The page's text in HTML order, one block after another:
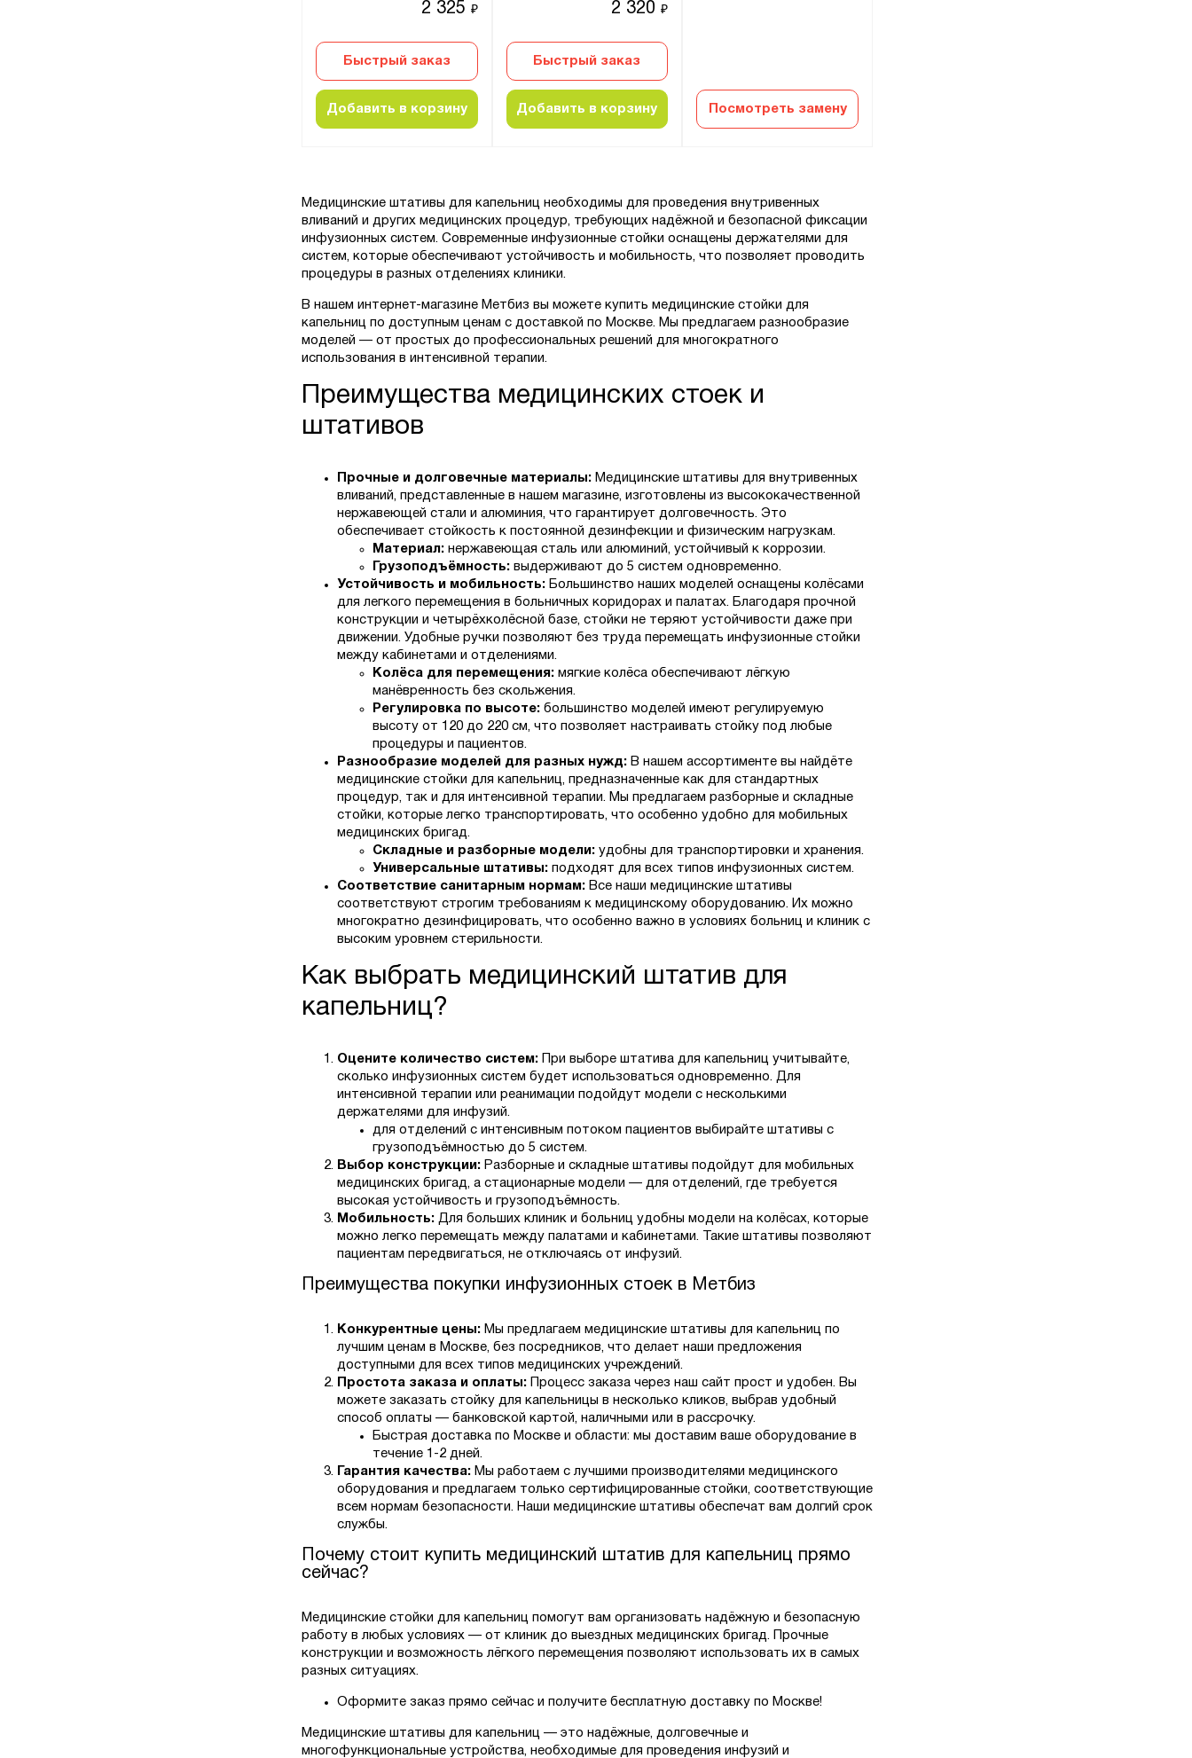
2 325 ₽
Быстрый заказ
Добавить в корзину
2 320₽
Быстрый заказ
Добавить в корзину Посмотреть замену
Медицинские штативы для капельниц необходимы для проведения внутривенных
вливаний и других медицинских процедур, требующих надёжной и безопасной фиксации
инфузионных систем. Современные инфузионные стойки оснащены держателями для
систем, которые обеспечивают устойчивость и мобильность, что позволяет проводить
процедуры в разных отделениях клиники.
В нашем интернет-магазине Метбиз вы можете купить медицинские стойки для
капельниц по доступным ценам с доставкой по Москве. Мы предлагаем разнообразие
моделей — от простых до профессиональных решений для многократного
использования в интенсивной терапии.
Преимущества медицинских стоек и
штативов
Прочные и долговечные материалы: Медицинские штативы для внутривенных
вливаний, представленные в нашем магазине, изготовлены из высококачественной
нержавеющей стали и алюминия, что гарантирует долговечность. Это
обеспечивает стойкость к постоянной дезинфекции и физическим нагрузкам.
Материал: нержавеющая сталь или алюминий, устойчивый к коррозии.
Грузоподъёмность: выдерживают до 5 систем одновременно.
Устойчивость и мобильность: Большинство наших моделей оснащены колёсами
для легкого перемещения в больничных коридорах и палатах. Благодаря прочной
конструкции и четырёхколёсной базе, стойки не теряют устойчивости даже при
движении. Удобные ручки позволяют без труда перемещать инфузионные стойки
между кабинетами и отделениями.
Колёса для перемещения: мягкие колёса обеспечивают лёгкую
манёвренность без скольжения.
Регулировка по высоте: большинство моделей имеют регулируемую
высоту от 120 до 220 см, что позволяет настраивать стойку под любые
процедуры и пациентов.
Разнообразие моделей для разных нужд: В нашем ассортименте вы найдёте
медицинские стойки для капельниц, предназначенные как для стандартных
процедур, так и для интенсивной терапии. Мы предлагаем разборные и складные
стойки, которые легко транспортировать, что особенно удобно для мобильных
медицинских бригад.
Складные и разборные модели: удобны для транспортировки и хранения.
Универсальные штативы: подходят для всех типов инфузионных систем.
Соответствие санитарным нормам: Все наши медицинские штативы
соответствуют строгим требованиям к медицинскому оборудованию. Их можно
многократно дезинфицировать, что особенно важно в условиях больниц и клиник с
высоким уровнем стерильности.
Как выбрать медицинский штатив для
капельниц?
Оцените количество систем: При выборе штатива для капельниц учитывайте,
сколько инфузионных систем будет использоваться одновременно. Для
интенсивной терапии или реанимации подойдут модели с несколькими
держателями для инфузий.
для отделений с интенсивным потоком пациентов выбирайте штативы с
грузоподъёмностью до 5 систем.
Выбор конструкции: Разборные и складные штативы подойдут для мобильных
медицинских бригад, а стационарные модели — для отделений, где требуется
высокая устойчивость и грузоподъёмность.
Мобильность: Для больших клиник и больниц удобны модели на колёсах, которые
можно легко перемещать между палатами и кабинетами. Такие штативы позволяют
пациентам передвигаться, не отключаясь от инфузий.
Преимущества покупки инфузионных стоек в Метбиз
Конкурентные цены: Мы предлагаем медицинские штативы для капельниц по
лучшим ценам в Москве, без посредников, что делает наши предложения
доступными для всех типов медицинских учреждений.
Простота заказа и оплаты: Процесс заказа через наш сайт прост и удобен. Вы
можете заказать стойку для капельницы в несколько кликов, выбрав удобный
способ оплаты — банковской картой, наличными или в рассрочку.
Быстрая доставка по Москве и области: мы доставим ваше оборудование в
течение 1-2 дней.
Гарантия качества: Мы работаем с лучшими производителями медицинского
оборудования и предлагаем только сертифицированные стойки, соответствующие
всем нормам безопасности. Наши медицинские штативы обеспечат вам долгий срок
службы.
Почему стоит купить медицинский штатив для капельниц прямо
сейчас?
Медицинские стойки для капельниц помогут вам организовать надёжную и безопасную
работу в любых условиях — от клиник до выездных медицинских бригад. Прочные
конструкции и возможность лёгкого перемещения позволяют использовать их в самых
разных ситуациях.
Оформите заказ прямо сейчас и получите бесплатную доставку по Москве!
Медицинские штативы для капельниц — это надёжные, долговечные и
многофункциональные устройства, необходимые для проведения инфузий и